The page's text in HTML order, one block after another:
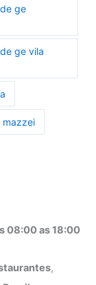
ge
ge vila
mazzei
08:00 as 18:00
,